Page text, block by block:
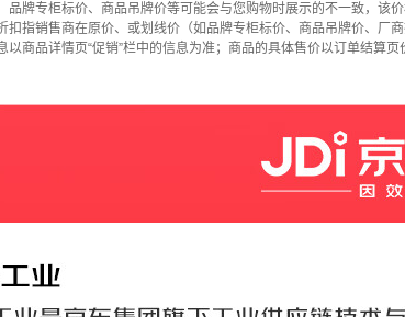
品牌专柜标价、商品吊牌价等可能会与您购物时展示的不一致，该价
扣指销售商在原价、或划线价（如品牌专柜标价、商品吊牌价、厂
以商品详情页“促销”栏中的信息为准；商品的具体售价以订单结算